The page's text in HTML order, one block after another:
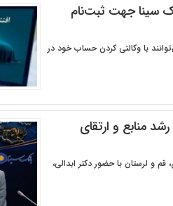
سینا جهت ثبت‌نام
با وکالتی کردن حساب خود در
منابع و ارتقای
و لرستان با حضور دکتر ابدالی،